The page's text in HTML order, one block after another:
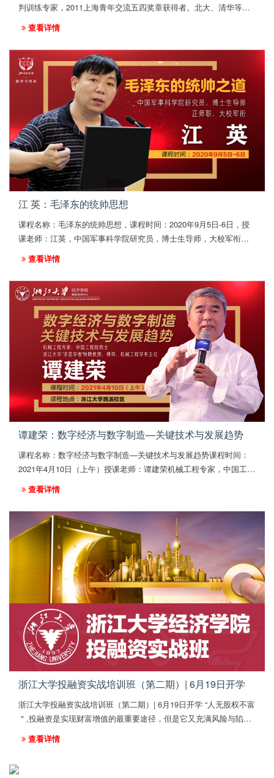
判训练专家，2011上海青年交流五四奖章获得者。北大、清华等各
大研修班十大名师；央视《历史的拐点》嘉宾，上视《波士堂》
《谁来一起午餐》节目观察员。《罗辑思维》合作伙伴。
查看详情
江 英：毛泽东的统帅思想
课程名称：毛泽东的统帅思想，课程时间：2020年9月5日-6日，授
课老师：江英，中国军事科学院研究员，博士生导师，大校军衔，
毛泽东孙子毛新宇之导师，中国人民大学硕士，中共中央党校博
士，中共中央党校国际战略研究中心特约研究员。
查看详情
谭建荣：数字经济与数字制造—关键技术与发展趋势
课程名称：数字经济与数字制造—关键技术与发展趋势课程时间：
2021年4月10日（上午）授课老师：谭建荣机械工程专家，中国工程
院院士，浙江大学 "求是学者"特 聘教授、博士生导师，机械工程学
系主任。
查看详情
浙江大学投融资实战培训班（第二期）| 6月19日开学
浙江大学投融资实战培训班（第二期）| 6月19日开学 “人无股权不富
＂,投融资是实现财富增值的最重要途径，但是它又充满风险与陷
阱，降低风险提高收益的根本办法是向有经验的成功者学习。
查看详情